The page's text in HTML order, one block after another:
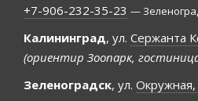
+7-906-232-35-23 —
Калининград, ул. Сержанта
(ориентир Зоопарк,
Зеленоградск, ул. Окружная,